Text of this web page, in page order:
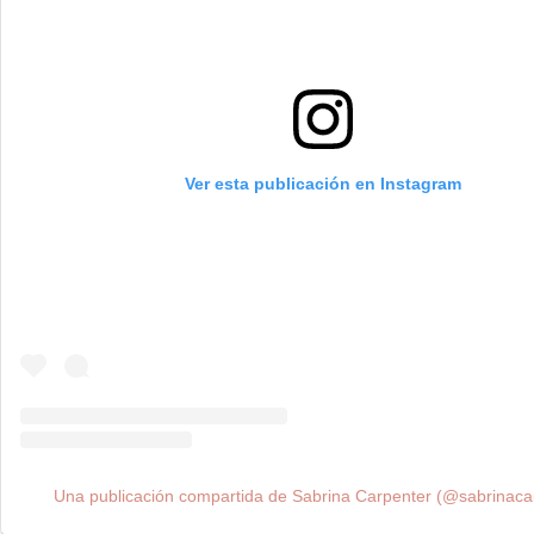
Ver esta publicación en Instagram
Una publicación compartida de Sabrina Carpenter